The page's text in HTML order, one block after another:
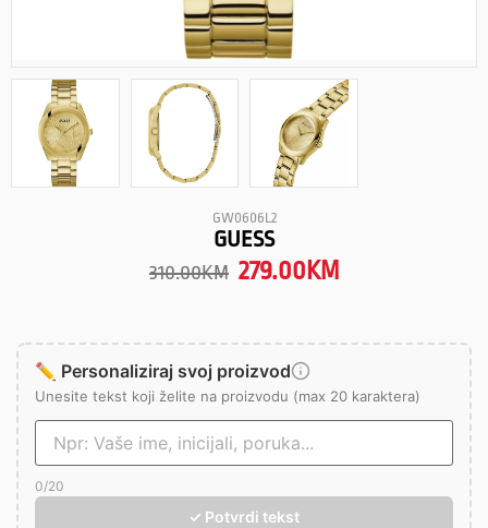
GW0606L2
GUESS
310.00KM 279.00 KM
✏️ Personaliziraj svoj proizvod
Unesite tekst koji želite na proizvodu (max 20 karaktera)
0/20
✓ Potvrdi tekst